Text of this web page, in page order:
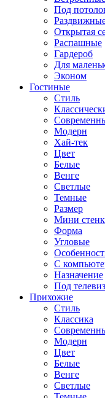
Под
Открытая
Распашные
Гардероб
Для
Эконом
Гостиные
Стиль
Модерн
Хай-тек
Цвет
Белые
Венге
Светлые
Темные
Размер
Мини
Форма
Угловые
С
Назначение
Под
Прихожие
Стиль
Классика
Модерн
Цвет
Белые
Венге
Светлые